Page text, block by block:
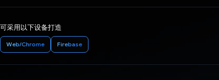
可采用以下设备打造
Web/Chrome Firebase